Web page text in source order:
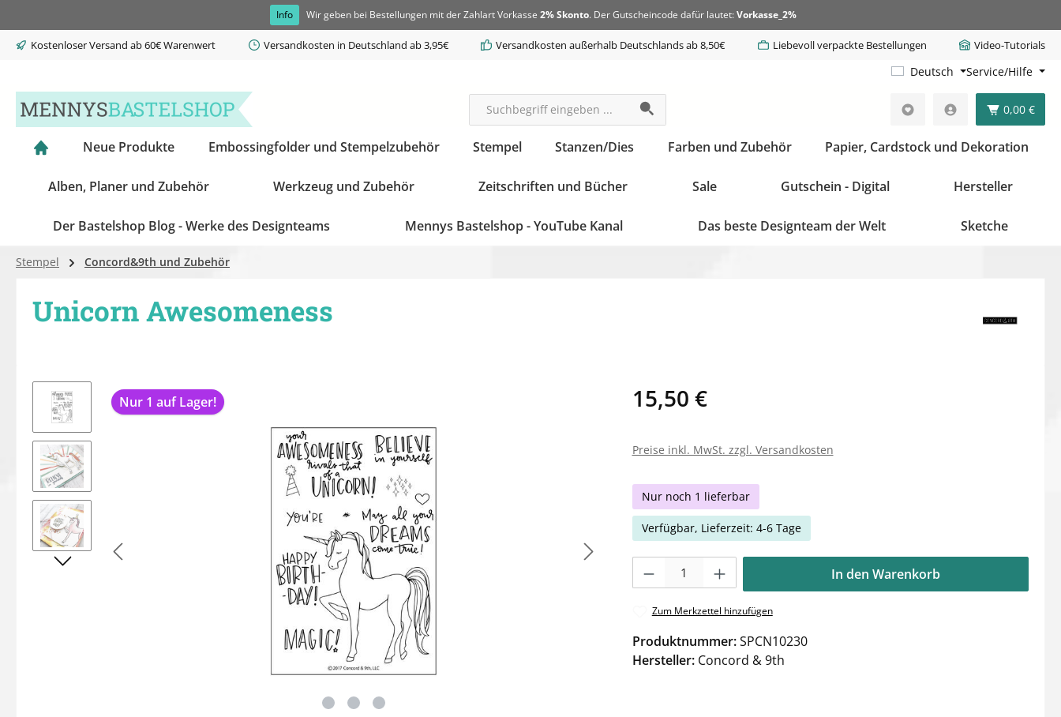
Info Wir geben bei Bestellungen mit der Zahlart Vorkasse 2% Skonto. Der Gutscheincode dafür lautet: Vorkasse_2%
Kostenloser Versand ab 60€ Warenwert Versandkosten in Deutschland ab 3,95€ Versandkosten außerhalb Deutschlands ab 8,50€ Liebevoll verpackte Bestellungen Video-Tutorials
Deutsch Service/Hilfe
0,00 €
Neue Produkte Embossingfolder und Stempelzubehör Stempel Stanzen/Dies Farben und Zubehör Papier, Cardstock und Dekoration
Alben, Planer und Zubehör Werkzeug und Zubehör Zeitschriften und Bücher Sale Gutschein - Digital Hersteller
Der Bastelshop Blog - Werke des Designteams Mennys Bastelshop - YouTube Kanal Das beste Designteam der Welt Sketche
Stempel Concord&9th und Zubehör
Unicorn Awesomeness
Bildergalerie überspringen
Nur 1 auf Lager! 15,50 €
Preise inkl. MwSt. zzgl. Versandkosten
Nur noch 1 lieferbar
Verfügbar, Lieferzeit: 4-6 Tage
In den Warenkorb
Zum Merkzettel hinzufügen
Produktnummer:SPCN10230
Hersteller: Concord & 9th